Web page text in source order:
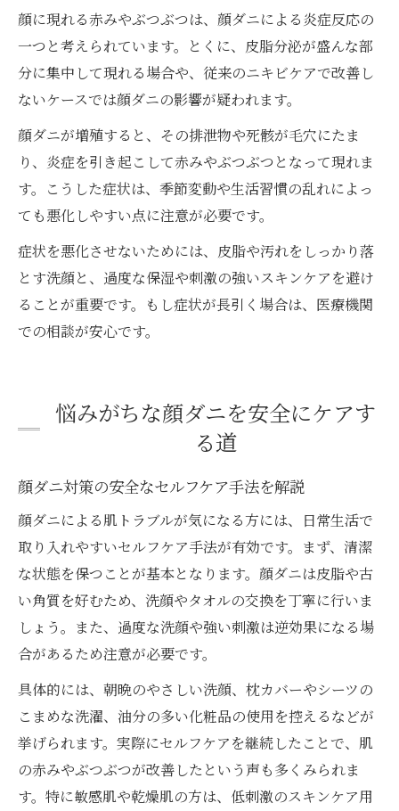
顔に現れる赤みやぶつぶつは、顔ダニによる炎症反応の
一つと考えられています。とくに、皮脂分泌が盛んな部
分に集中して現れる場合や、従来のニキビケアで改善し
ないケースでは顔ダニの影響が疑われます。
顔ダニが増殖すると、その排泄物や死骸が毛穴にたま
り、炎症を引き起こして赤みやぶつぶつとなって現れま
す。こうした症状は、季節変動や生活習慣の乱れによっ
ても悪化しやすい点に注意が必要です。
症状を悪化させないためには、皮脂や汚れをしっかり落
とす洗顔と、過度な保湿や刺激の強いスキンケアを避け
ることが重要です。もし症状が長引く場合は、医療機関
での相談が安心です。
悩みがちな顔ダニを安全にケアす
る道
顔ダニ対策の安全なセルフケア手法を解説
顔ダニによる肌トラブルが気になる方には、日常生活で
取り入れやすいセルフケア手法が有効です。まず、清潔
な状態を保つことが基本となります。顔ダニは皮脂や古
い角質を好むため、洗顔やタオルの交換を丁寧に行いま
しょう。また、過度な洗顔や強い刺激は逆効果になる場
合があるため注意が必要です。
具体的には、朝晩のやさしい洗顔、枕カバーやシーツの
こまめな洗濯、油分の多い化粧品の使用を控えるなどが
挙げられます。実際にセルフケアを継続したことで、肌
の赤みやぶつぶつが改善したという声も多くみられま
す。特に敏感肌や乾燥肌の方は、低刺激のスキンケア用